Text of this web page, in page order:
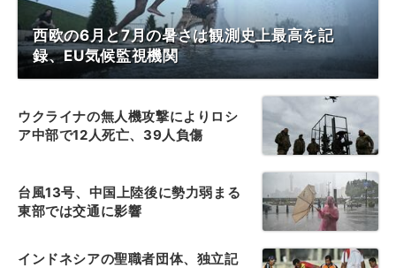
西欧の6月と7月の暑さは観測史上最高を記
録、EU気候監視機関
ウクライナの無人機攻撃によりロシ
ア中部で12人死亡、39人負傷
台風13号、中国上陸後に勢力弱まる
東部では交通に影響
インドネシアの聖職者団体、独立記